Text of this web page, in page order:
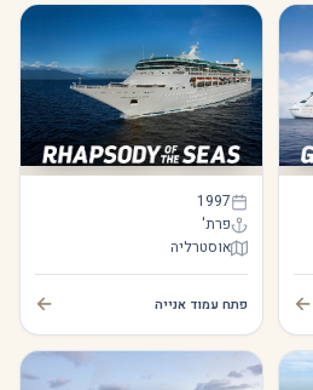
←
Rhapsody of the Seas
Rhapsody of the Seas
1997
פרת'
אוסטרליה
פתח עמוד אנייה ←